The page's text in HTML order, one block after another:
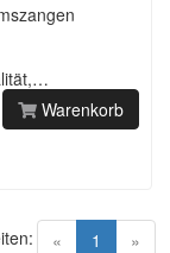
Warenkorb
« 1 (current)
»